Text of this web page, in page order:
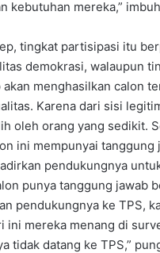
kebutuhan mereka,”
tingkat partisipasi itu
demokrasi, walaupun
akan menghasilkan calon
Karena dari sisi
oleh orang yang sedikit.
ini mempunyai tanggung
pendukungnya
punya tanggung jawab
pendukungnya ke TPS,
ini mereka menang di
tidak datang ke TPS,”